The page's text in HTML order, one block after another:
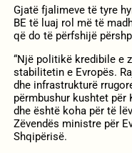
Gjatë fjalimeve të tyre
BE të luaj rol më të
që do të përfshijë
“Një politikë kredibile e
stabilitetin e Evropës.
dhe infrastrukturë
përmbushur kushtet për
dhe është koha për të
Zëvendës ministre për
Shqipërisë.